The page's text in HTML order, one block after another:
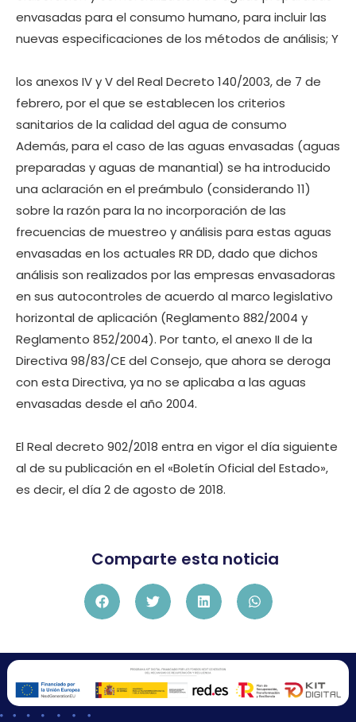
envasadas para el consumo humano, para incluir las
nuevas especificaciones de los métodos de análisis; Y
los anexos IV y V del Real Decreto 140/2003, de 7 de
febrero, por el que se establecen los criterios
sanitarios de la calidad del agua de consumo
Además, para el caso de las aguas envasadas (aguas
preparadas y aguas de manantial) se ha introducido
una aclaración en el preámbulo (considerando 11)
sobre la razón para la no incorporación de las
frecuencias de muestreo y análisis para estas aguas
envasadas en los actuales RR DD, dado que dichos
análisis son realizados por las empresas envasadoras
en sus autocontroles de acuerdo al marco legislativo
horizontal de aplicación (Reglamento 882/2004 y
Reglamento 852/2004). Por tanto, el anexo II de la
Directiva 98/83/CE del Consejo, que ahora se deroga
con esta Directiva, ya no se aplicaba a las aguas
envasadas desde el año 2004.
El Real decreto 902/2018 entra en vigor el día siguiente
al de su publicación en el «Boletín Oficial del Estado»,
es decir, el día 2 de agosto de 2018.
Comparte esta noticia